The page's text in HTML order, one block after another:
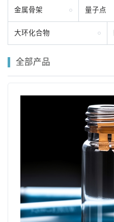
金属骨架 量子点
大环化合物
全部产品